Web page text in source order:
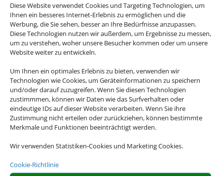
Diese Website verwendet Cookies und Targeting Technologien, um
Ihnen ein besseres Internet-Erlebnis zu ermöglichen und die
Werbung, die Sie sehen, besser an Ihre Bedürfnisse anzupassen.
Diese Technologien nutzen wir außerdem, um Ergebnisse zu messen,
um zu verstehen, woher unsere Besucher kommen oder um unsere
Website weiter zu entwickeln.
Um Ihnen ein optimales Erlebnis zu bieten, verwenden wir
Technologien wie Cookies, um Geräteinformationen zu speichern
und/oder darauf zuzugreifen. Wenn Sie diesen Technologien
zustimmmen, können wir Daten wie das Surfverhalten oder
eindeutige IDs auf dieser Website verarbeiten. Wenn Sie ihre
Zustimmung nicht erteilen oder zurückziehen, können bestimmte
Merkmale und Funktionen beeinträchtigt werden.
Wir verwenden Statistiken-Cookies und Marketing Cookies.
Cookie-Richtlinie
Neuseeland
Bayern